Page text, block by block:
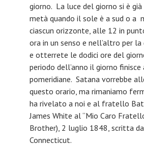
giorno. La luce del giorno si è
metà quando il sole è a sud o a
ciascun orizzonte, alle 12 in
ora in un senso e nell’altro per
e otterrete le dodici ore del
periodo dell’anno il giorno finisce
pomeridiane. Satana vorrebbe
questo orario, ma rimaniamo
ha rivelato a noi e al fratello
James White al “Mio Caro
Brother), 2 luglio 1848, scritta
Connecticut.